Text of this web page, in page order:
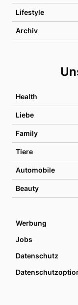
Lifestyle
Archiv
Health
Liebe
Family
Tiere
Automobile
Beauty
Werbung
Jobs
Datenschutz